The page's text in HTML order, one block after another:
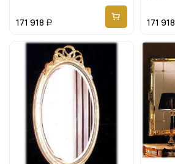
171 918 Р 171 918